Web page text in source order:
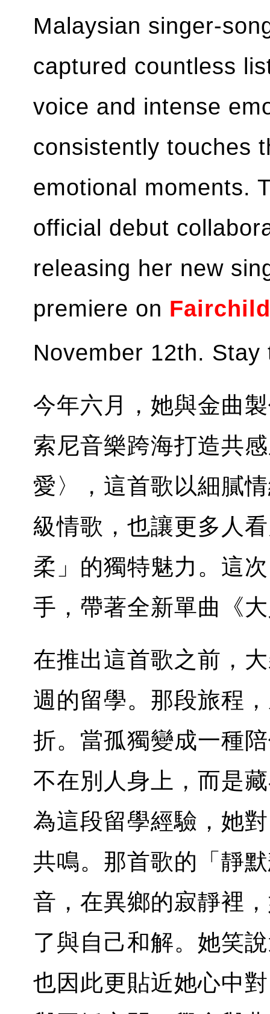
Malaysian singer-
captured countless
voice and intense
consistently touches
emotional moments.
official debut
releasing her new
premiere on
November 12th. Stay
今年六月，她與金曲
索尼音樂跨海打造共
愛〉，這首歌以細膩
級情歌，也讓更多人
柔」的獨特魅力。這
手，帶著全新單曲《
在推出這首歌之前，
週的留學。那段旅程
折。當孤獨變成一種
不在別人身上，而是
為這段留學經驗，她
共鳴。那首歌的「靜
音，在異鄉的寂靜裡
了與自己和解。她笑
也因此更貼近她心中